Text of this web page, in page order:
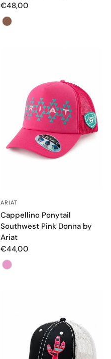
€48,00
Color
ARIAT
Cappellino Ponytail
Southwest Pink Donna by
Ariat
€44,00
Color